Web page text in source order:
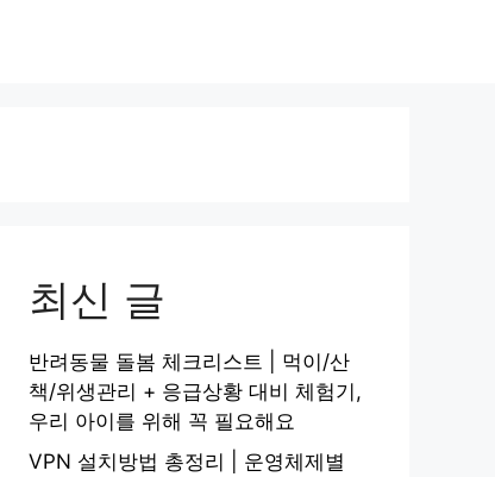
최신 글
반려동물 돌봄 체크리스트 | 먹이/산
책/위생관리 + 응급상황 대비 체험기,
우리 아이를 위해 꼭 필요해요
VPN 설치방법 총정리 | 운영체제별